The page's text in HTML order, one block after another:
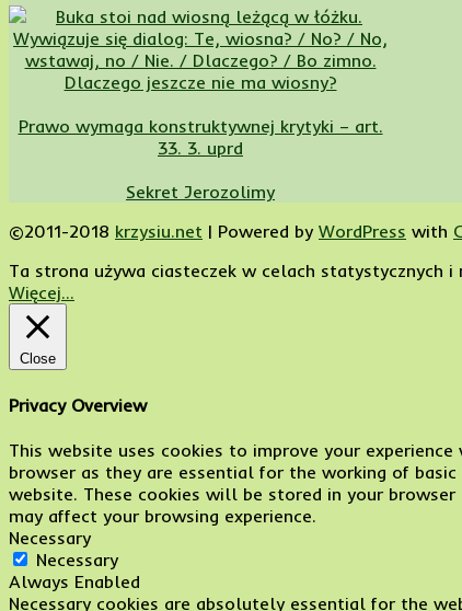
Dlaczego jeszcze nie ma wiosny?
Prawo wymaga konstruktywnej krytyki – art.
33. 3. uprd
Sekret Jerozolimy
©2011-2018 krzysiu.net | Powered by WordPress with
Ta strona używa ciasteczek w celach statystycznych
Więcej...
Close
Privacy Overview
This website uses cookies to improve your
browser as they are essential for the working of
website. These cookies will be stored in your
may affect your browsing experience.
Necessary
Necessary
Always Enabled
Necessary cookies are absolutely essential for the